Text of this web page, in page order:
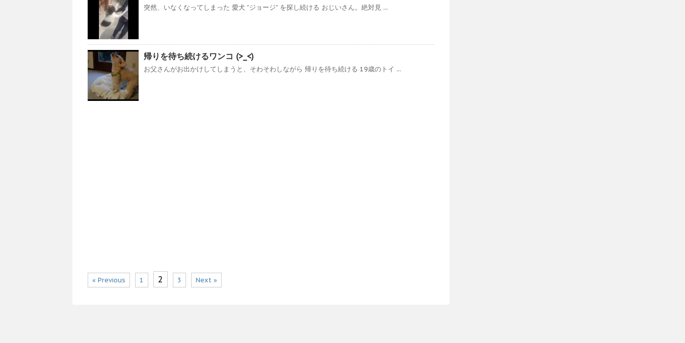
突然、いなくなってしまった 愛犬 ”ジョージ” を探し続ける おじいさん。絶対見 ...
帰りを待ち続けるワンコ (>_<)
お父さんがお出かけしてしまうと、そわそわしながら 帰りを待ち続ける 19歳のトイ ...
« Previous 1 2 3 Next »